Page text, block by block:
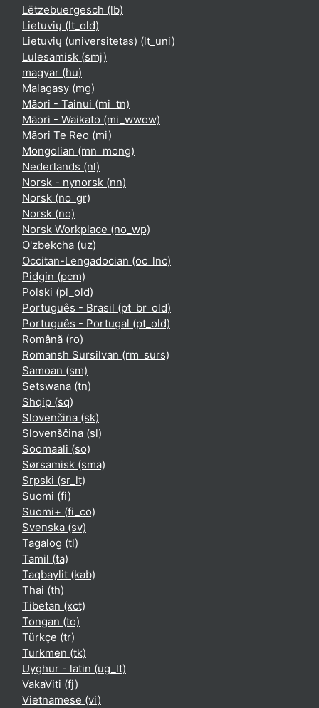
Lëtzebuergesch ‎(lb)‎
Lietuvių ‎(lt_old)‎
Lietuvių (universitetas) ‎(lt_uni)‎
Lulesamisk ‎(smj)‎
magyar ‎(hu)‎
Malagasy ‎(mg)‎
Māori - Tainui ‎(mi_tn)‎
Māori - Waikato ‎(mi_wwow)‎
Māori Te Reo ‎(mi)‎
Mongolian ‎(mn_mong)‎
Nederlands ‎(nl)‎
Norsk - nynorsk ‎(nn)‎
Norsk ‎(no_gr)‎
Norsk ‎(no)‎
Norsk Workplace ‎(no_wp)‎
O'zbekcha ‎(uz)‎
Occitan-Lengadocian ‎(oc_lnc)‎
Pidgin ‎(pcm)‎
Polski ‎(pl_old)‎
Português - Brasil ‎(pt_br_old)‎
Português - Portugal ‎(pt_old)‎
Română ‎(ro)‎
Romansh Sursilvan ‎(rm_surs)‎
Samoan ‎(sm)‎
Setswana ‎(tn)‎
Shqip ‎(sq)‎
Slovenčina ‎(sk)‎
Slovenščina ‎(sl)‎
Soomaali ‎(so)‎
Sørsamisk ‎(sma)‎
Srpski ‎(sr_lt)‎
Suomi ‎(fi)‎
Suomi+ ‎(fi_co)‎
Svenska ‎(sv)‎
Tagalog ‎(tl)‎
Tamil ‎(ta)‎
Taqbaylit ‎(kab)‎
Thai ‎(th)‎
Tibetan ‎(xct)‎
Tongan ‎(to)‎
Türkçe ‎(tr)‎
Turkmen ‎(tk)‎
Uyghur - latin ‎(ug_lt)‎
VakaViti ‎(fj)‎
Vietnamese ‎(vi)‎